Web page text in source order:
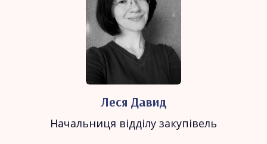
Леся Давид
Начальниця відділу закупівель